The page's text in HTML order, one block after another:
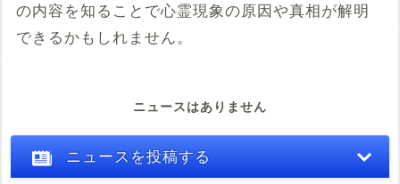
の内容を知ることで心霊現象の原因や真相が解明
できるかもしれません。
ニュースはありません
ニュースを投稿する